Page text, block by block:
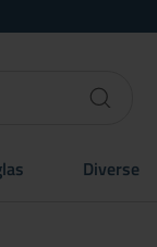
Diverse